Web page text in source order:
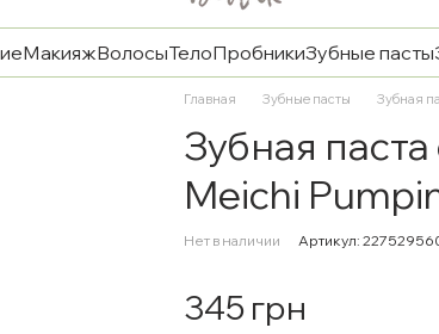
МакияжВолосыТелоПробникиЗубные пасты
Главная Зубные пасты Зубная
Зубная
Meichi
Нет в наличии Артикул:
345 грн